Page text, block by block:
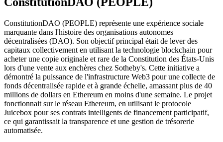
ConstitutionDAO (PEOPLE) représente une expérience sociale
marquante dans l'histoire des organisations autonomes
décentralisées (DAO). Son objectif principal était de lever des
capitaux collectivement en utilisant la technologie blockchain pour
acheter une copie originale et rare de la Constitution des États-Unis
lors d'une vente aux enchères chez Sotheby's. Cette initiative a
démontré la puissance de l'infrastructure Web3 pour une collecte de
fonds décentralisée rapide et à grande échelle, amassant plus de 40
millions de dollars en Ethereum en moins d'une semaine. Le projet
fonctionnait sur le réseau Ethereum, en utilisant le protocole
Juicebox pour ses contrats intelligents de financement participatif,
ce qui garantissait la transparence et une gestion de trésorerie
automatisée.